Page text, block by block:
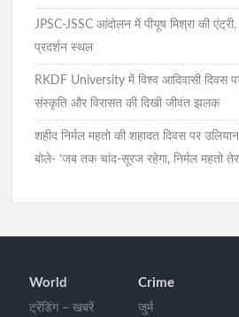
JPSC-JSSC आंदोलन में पीयूष मिश्रा की
प्रदर्शन स्थल
RKDF University में विश्व आदिवासी दिवस
संस्कृति और विरासत की दिखी जीवंत झलक
शहीद निर्मल महतो की शहादत दिवस पर
बोले- ‘जब तक चांद-सूरज रहेगा, निर्मल महतो
World
ट्रेंडिंग – खबरें
Crime
जुर्म